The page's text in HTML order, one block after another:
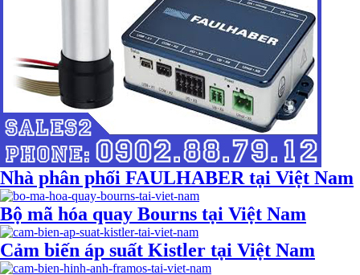
Nhà phân phối FAULHABER tại Việt Nam
Bộ mã hóa quay Bourns tại Việt Nam
Cảm biến áp suất Kistler tại Việt Nam